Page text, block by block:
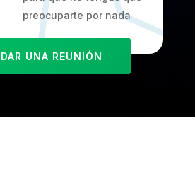
preocuparte por nada
UNA REUNIÓN